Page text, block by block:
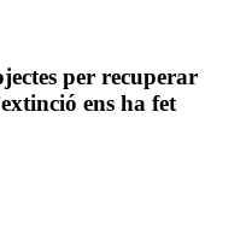
per recuperar
ens ha fet